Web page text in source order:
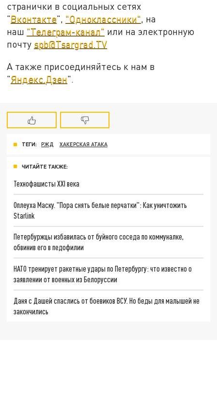
странички в социальных сетях
"Вконтакте", "Одноклассники", на
наш "Телеграм-канал" или на электронную
почту spb@Tsargrad.TV
А также присоединяйтесь к нам в
"Яндекс.Дзен".
ТЕГИ: РЖД ХАКЕРСКАЯ АТАКА
ЧИТАЙТЕ ТАКЖЕ:
Технофашисты XXI века
Оплеуха Маску. "Пора снять белые перчатки": Как уничтожить
Starlink
Петербуржцы избавилась от буйного соседа по коммуналке,
обвинив его в педофилии
НАТО тренирует ракетные удары по Петербургу: что известно о
заявлении от военных из Белоруссии
Даня с Дашей спаслись от боевиков ВСУ. Но беды для малышей не
закончились